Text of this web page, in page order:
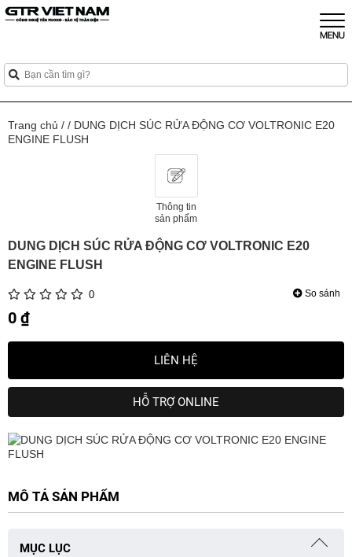
Trang chủ / / DUNG DỊCH SÚC RỬA ĐỘNG CƠ VOLTRONIC E20
ENGINE FLUSH
Thông tin
sản phẩm
DUNG DỊCH SÚC RỬA ĐỘNG CƠ VOLTRONIC E20
ENGINE FLUSH
0 So sánh
0 ₫
LIÊN HỆ
HỖ TRỢ ONLINE
MÔ TẢ SẢN PHẨM
MỤC LỤC